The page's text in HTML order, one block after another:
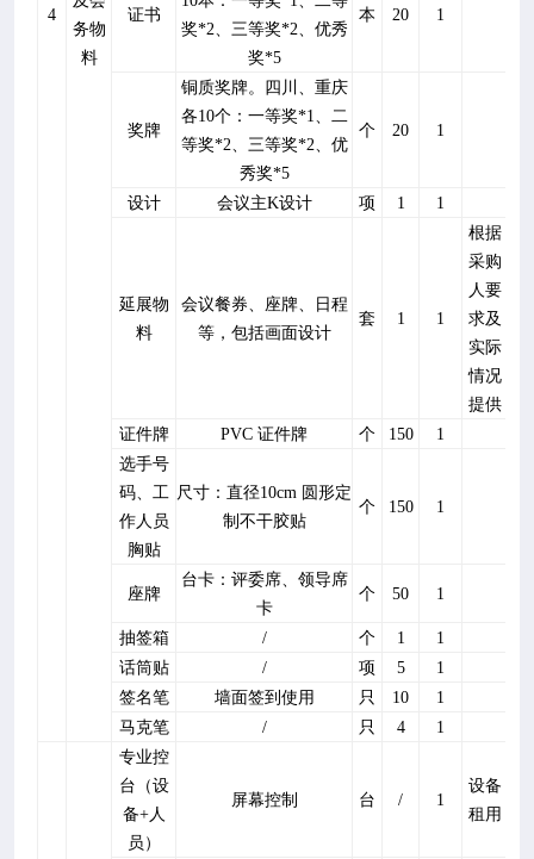
4
务物
料
证书
奖*2 、三等奖*2 、优秀
奖*5
本 20 1
奖牌
铜质奖牌。 四川、重庆
各10个：一等奖*1
、二
等奖*2 、三等奖*2
优
秀奖*5
个 20 1
设计 会议主K设计 项 1 1
延展物
料
会议餐券、座牌、日程
等，包括画面设计
套 1 1
根据
采购
人要
求及
实际
情况
提供
证件牌
PVC证件牌 个 150
1
选手号
码、工
作人员
胸贴
尺寸：直径10cm 圆形定
制不干胶贴
个 150 1
座牌
台卡：评委席、领导席
卡
个 50 1
抽签箱 / 个 1
1
话筒贴
/ 项 5
1
签名笔
墙面签到使用 只 10
1
马克笔
/ 只 4 1
专业控
台（设
备+人
员）
屏幕控制 台 / 1
设备
租用